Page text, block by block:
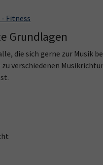
Fitness
Grundlagen
die sich gerne zur Musik
verschiedenen